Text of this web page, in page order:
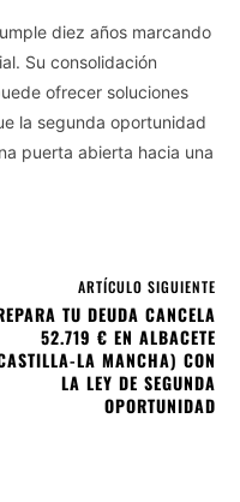
diez años marcando
Su consolidación
ofrecer soluciones
la segunda oportunidad
puerta abierta hacia una
ARTÍCULO SIGUIENTE
TU DEUDA CANCELA
52.719 € EN ALBACETE
LA MANCHA) CON
LA LEY DE SEGUNDA
OPORTUNIDAD